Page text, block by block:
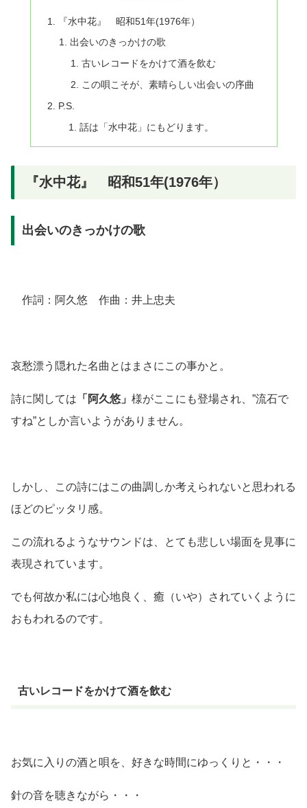
『水中花』 昭和51年(1976年）
出会いのきっかけの歌
古いレコードをかけて酒を飲む
この唄こそが、素晴らしい出会いの序曲
P.S.
話は「水中花」にもどります。
『水中花』 昭和51年(1976年）
出会いのきっかけの歌
作詞：阿久悠 作曲：井上忠夫
哀愁漂う隠れた名曲とはまさにこの事かと。
詩に関しては 「阿久悠」 様がここにも登場され、”流石で
すね”としか言いようがありません。
しかし、この詩にはこの曲調しか考えられないと思われる
ほどのピッタリ感。
この流れるようなサウンドは、とても悲しい場面を見事に
表現されています。
でも何故か私には心地良く、癒（いや）されていくように
おもわれるのです。
古いレコードをかけて酒を飲む
お気に入りの酒と唄を、好きな時間にゆっくりと・・・
針の音を聴きながら・・・